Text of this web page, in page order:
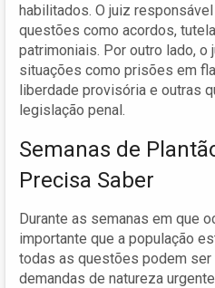
habilitados. O juiz
questões como acordos,
patrimoniais. Por outro lado, o
situações como prisões em
liberdade provisória e outras
legislação penal.
Semanas de
Precisa Saber
Durante as semanas em que
importante que a população
todas as questões podem ser
demandas de natureza